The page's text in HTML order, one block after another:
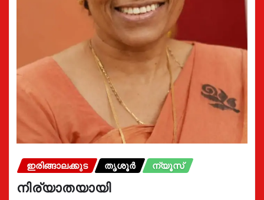
ഇരിങ്ങാലക്കുട തൃശൂർ ന്യൂസ്
നിര്യാതയായി